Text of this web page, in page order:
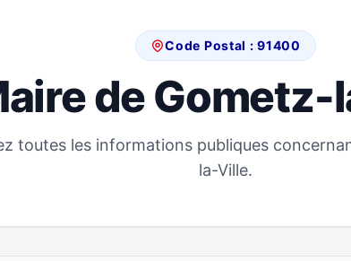
Code Postal : 91400
de
toutes les informations publiques
la-Ville.